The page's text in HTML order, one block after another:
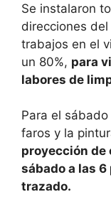
Se instalaron
direcciones
trabajos en el
un 80%, para
labores de
Para el
faros y la
proyección de
sábado a las 6
trazado.